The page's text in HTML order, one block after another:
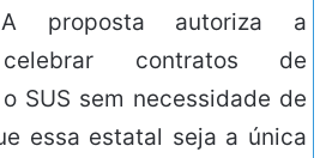
A proposta autoriza a
contratos de
SUS sem necessidade de
essa estatal seja a única